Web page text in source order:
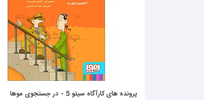
پرونده های کارآگاه سیتو 5 - در جستجوی موها